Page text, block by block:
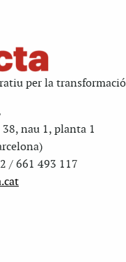
per la
38, nau 1, planta 1
/ 661 493 117